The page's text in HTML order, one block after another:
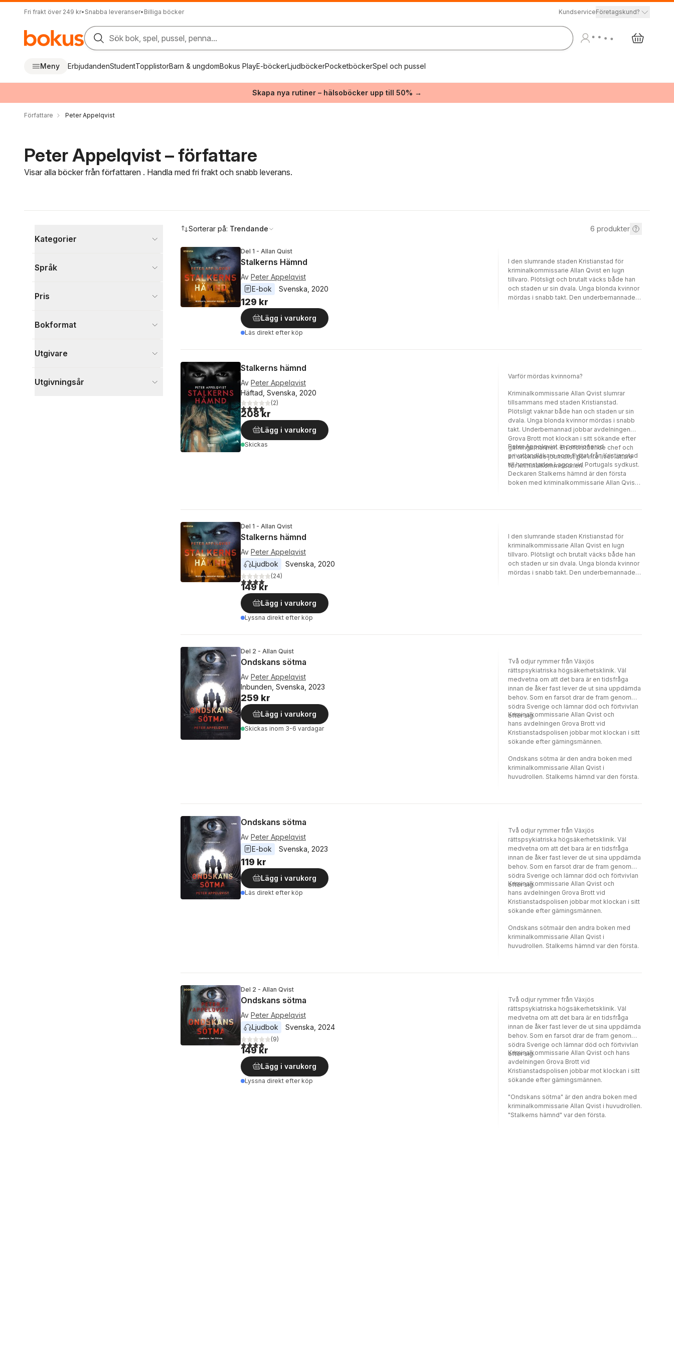
Fri frakt över 249 kr• Snabba leveranser• Billiga böcker KundserviceFöretagskund?
Sök bok, spel, pussel, penna...
Meny ErbjudandenStudentTopplistorBarn & ungdomBokus PlayE-böckerLjudböckerPocketböckerSpel och pussel
Skapa nya rutiner – hälsoböcker upp till 50% →
Författare Peter Appelqvist
Peter Appelqvist – författare
Visar alla böcker från författaren . Handla med fri frakt och snabb leverans.
Kategorier
Visa fler
Språk
Pris
Bokformat
Utgivare
Utgivningsår
Sorterar på: Trendande 6 produkter
Del 1 - Allan Quist
Stalkerns Hämnd
Av Peter Appelqvist
E-bok
Svenska 2020
129 kr
Lägg i varukorg
Läs direkt efter köp
I den slumrande staden Kristianstad för
kriminalkommissarie Allan Qvist en lugn
tillvaro. Plötsligt och brutalt väcks både han
och staden ur sin dvala. Unga blonda kvinnor
mördas i snabb takt. Den underbemannade
timme som går ökar risken för att
Stalkerns hämnd
Av Peter Appelqvist
Häftad, Svenska, 2020
4,0utav 5 stjärnor. Totalt antal röster:
(2)
208 kr
Lägg i varukorg
Skickas
Varför mördas kvinnorna?
Kriminalkommissarie Allan Qvist slumrar
tillsammans med staden Kristianstad.
Plötsligt vaknar både han och staden ur sin
dvala. Unga blonda kvinnor mördas i snabb
takt. Underbemannad jobbar avdelningen
Grova Brott mot klockan i sitt sökande efter
gärningsmannen. En oförstående chef och
en snokande journalist gör inte livet lättare
för kriminalkommissarien.
Peter Appelqvist är pensionerad
privattandläkare som flyttat från Kristianstad
till hamnstaden Lagos vid Portugals sydkust.
Deckaren Stalkerns hämnd är den första
boken med kriminalkommissarie Allan Qvist i
Del 1 - Allan Qvist
Stalkerns hämnd
Av Peter Appelqvist
Ljudbok
Svenska 2020
4,0utav 5 stjärnor. Totalt antal röster:
(24)
149 kr
Lägg i varukorg
Lyssna direkt efter köp
I den slumrande staden Kristianstad för
kriminalkommissarie Allan Qvist en lugn
tillvaro. Plötsligt och brutalt väcks både han
och staden ur sin dvala. Unga blonda kvinnor
mördas i snabb takt. Den underbemannade
seriemördaren slår till igen...
Del 2 - Allan Quist
Ondskans sötma
Av Peter Appelqvist
Inbunden, Svenska, 2023
259 kr
Lägg i varukorg
Skickas inom 3-6 vardagar
Två odjur rymmer från Växjös
rättspsykiatriska högsäkerhetsklinik. Väl
medvetna om att det bara är en tidsfråga
innan de åker fast lever de ut sina uppdämda
behov. Som en farsot drar de fram genom
södra Sverige och lämnar död och förtvivlan
efter sig.
Kriminalkommissarie Allan Qvist och
hans avdelningen Grova Brott vid
Kristianstadspolisen jobbar mot klockan i sitt
sökande efter gärningsmännen.
Ondskans sötma är den andra boken med
kriminalkommissarie Allan Qvist i
huvudrollen. Stalkerns hämnd var den första.
Ondskans sötma
Av Peter Appelqvist
E-bok
Svenska 2023
119 kr
Lägg i varukorg
Läs direkt efter köp
Två odjur rymmer från Växjös
rättspsykiatriska högsäkerhetsklinik. Väl
medvetna om att det bara är en tidsfråga
innan de åker fast lever de ut sina uppdämda
behov. Som en farsot drar de fram genom
södra Sverige och lämnar död och förtvivlan
efter sig.
Kriminalkommissarie Allan Qvist och
hans avdelningen Grova Brott vid
Kristianstadspolisen jobbar mot klockan i sitt
sökande efter gärningsmännen.
Ondskans sötmaär den andra boken med
kriminalkommissarie Allan Qvist i
huvudrollen. Stalkerns hämnd var den första.
Del 2 - Allan Qvist
Ondskans sötma
Av Peter Appelqvist
Ljudbok
Svenska 2024
3,9utav 5 stjärnor. Totalt antal röster:
(9)
149 kr
Lägg i varukorg
Lyssna direkt efter köp
Två odjur rymmer från Växjös
rättspsykiatriska högsäkerhetsklinik. Väl
medvetna om att det bara är en tidsfråga
innan de åker fast lever de ut sina uppdämda
behov. Som en farsot drar de fram genom
södra Sverige och lämnar död och förtvivlan
efter sig.
Kriminalkommissarie Allan Qvist och hans
avdelningen Grova Brott vid
Kristianstadspolisen jobbar mot klockan i sitt
sökande efter gärningsmännen.
"Ondskans sötma" är den andra boken med
kriminalkommissarie Allan Qvist i huvudrollen.
"Stalkerns hämnd" var den första.